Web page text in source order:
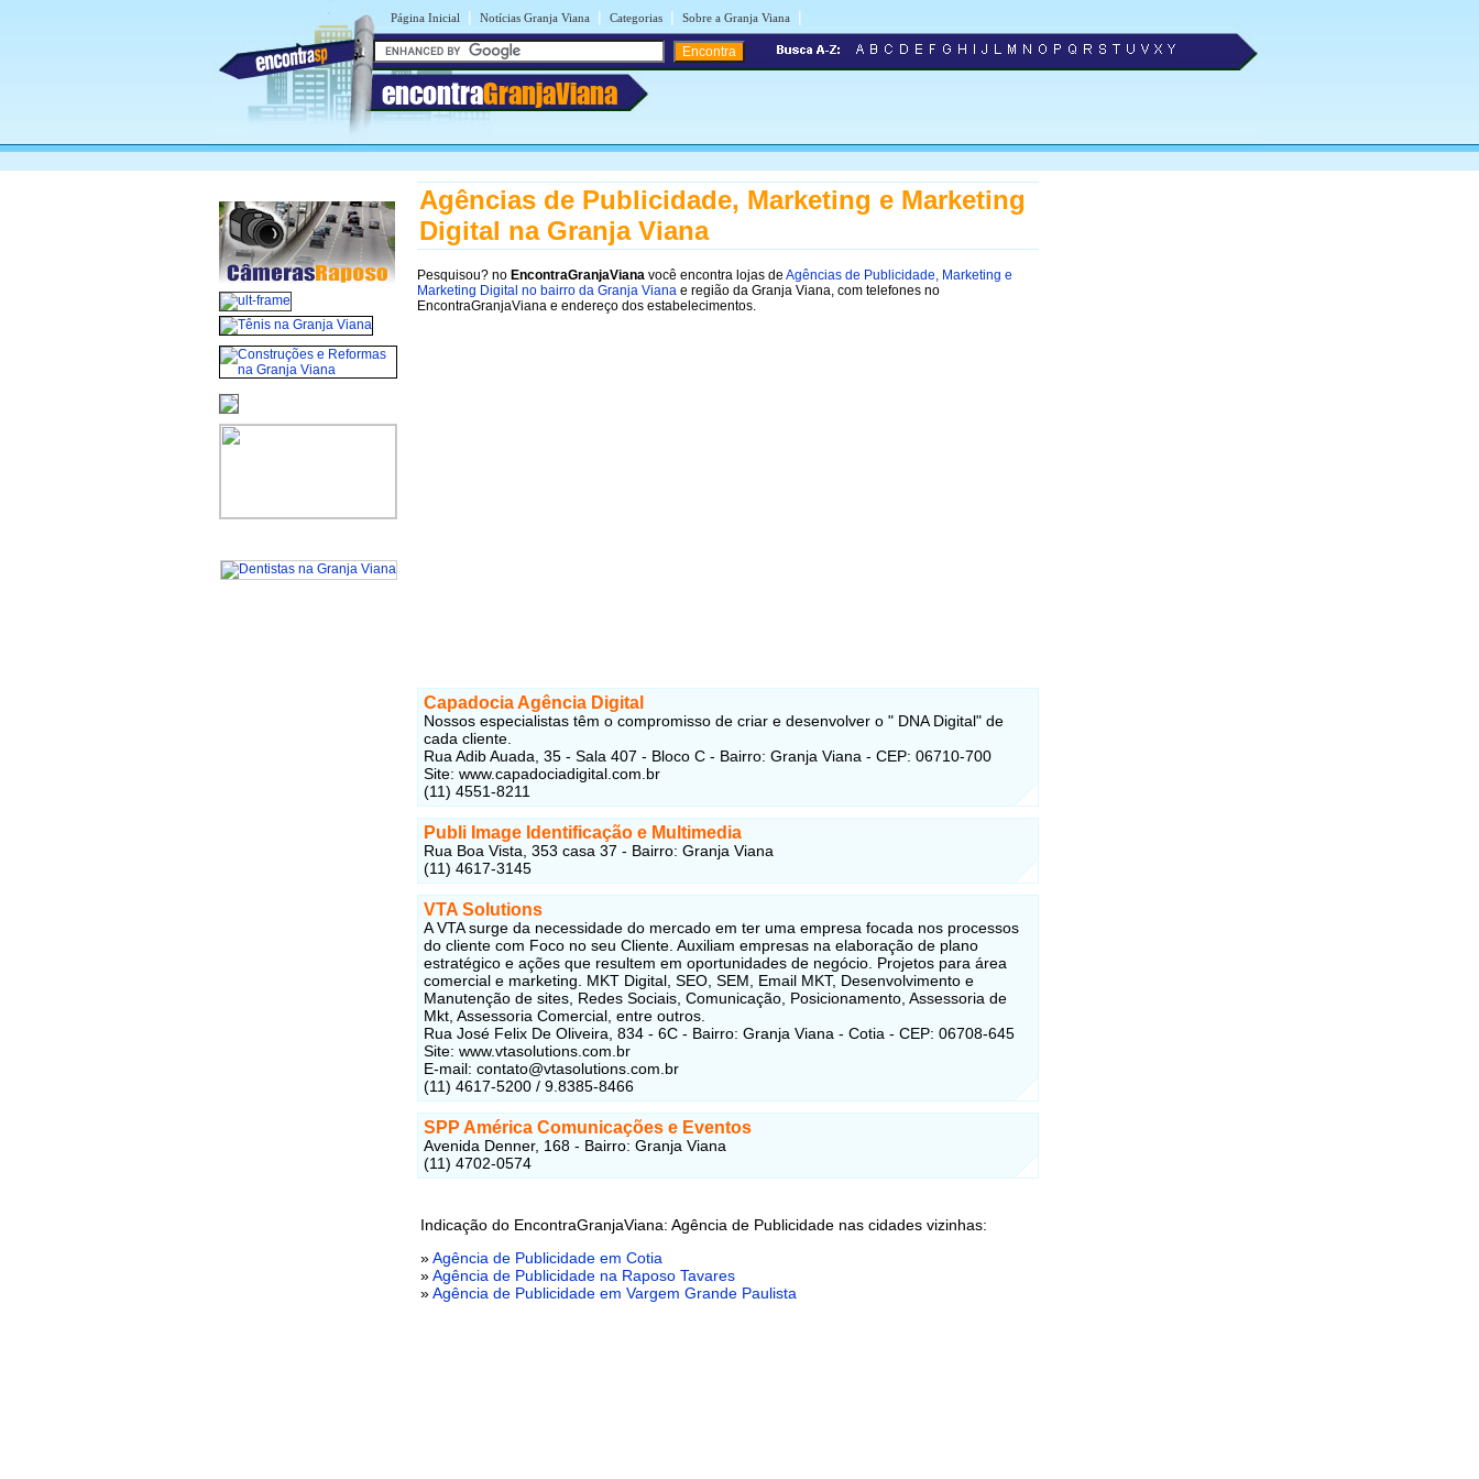
Página Inicial | Notícias Granja Viana | Categorias | Sobre a Granja Viana |
encontraGranjaViana
Agências de Publicidade, Marketing e Marketing
Digital na Granja Viana
Pesquisou? no EncontraGranjaViana você encontra lojas de Agências de Publicidade, Marketing e
Marketing Digital no bairro da Granja Viana e região da Granja Viana, com telefones no
EncontraGranjaViana e endereço dos estabelecimentos.
Capadocia Agência Digital
Nossos especialistas têm o compromisso de criar e desenvolver o " DNA Digital" de
cada cliente.
Rua Adib Auada, 35 - Sala 407 - Bloco C - Bairro: Granja Viana - CEP: 06710-700
Site: www.capadociadigital.com.br
(11) 4551-8211
Publi Image Identificação e Multimedia
Rua Boa Vista, 353 casa 37 - Bairro: Granja Viana
(11) 4617-3145
VTA Solutions
A VTA surge da necessidade do mercado em ter uma empresa focada nos processos
do cliente com Foco no seu Cliente. Auxiliam empresas na elaboração de plano
estratégico e ações que resultem em oportunidades de negócio. Projetos para área
comercial e marketing. MKT Digital, SEO, SEM, Email MKT, Desenvolvimento e
Manutenção de sites, Redes Sociais, Comunicação, Posicionamento, Assessoria de
Mkt, Assessoria Comercial, entre outros.
Rua José Felix De Oliveira, 834 - 6C - Bairro: Granja Viana - Cotia - CEP: 06708-645
Site: www.vtasolutions.com.br
E-mail: contato@vtasolutions.com.br
(11) 4617-5200 / 9.8385-8466
SPP América Comunicações e Eventos
Avenida Denner, 168 - Bairro: Granja Viana
(11) 4702-0574
Indicação do EncontraGranjaViana: Agência de Publicidade nas cidades vizinhas:
»Agência de Publicidade em Cotia
»Agência de Publicidade na Raposo Tavares
»Agência de Publicidade em Vargem Grande Paulista